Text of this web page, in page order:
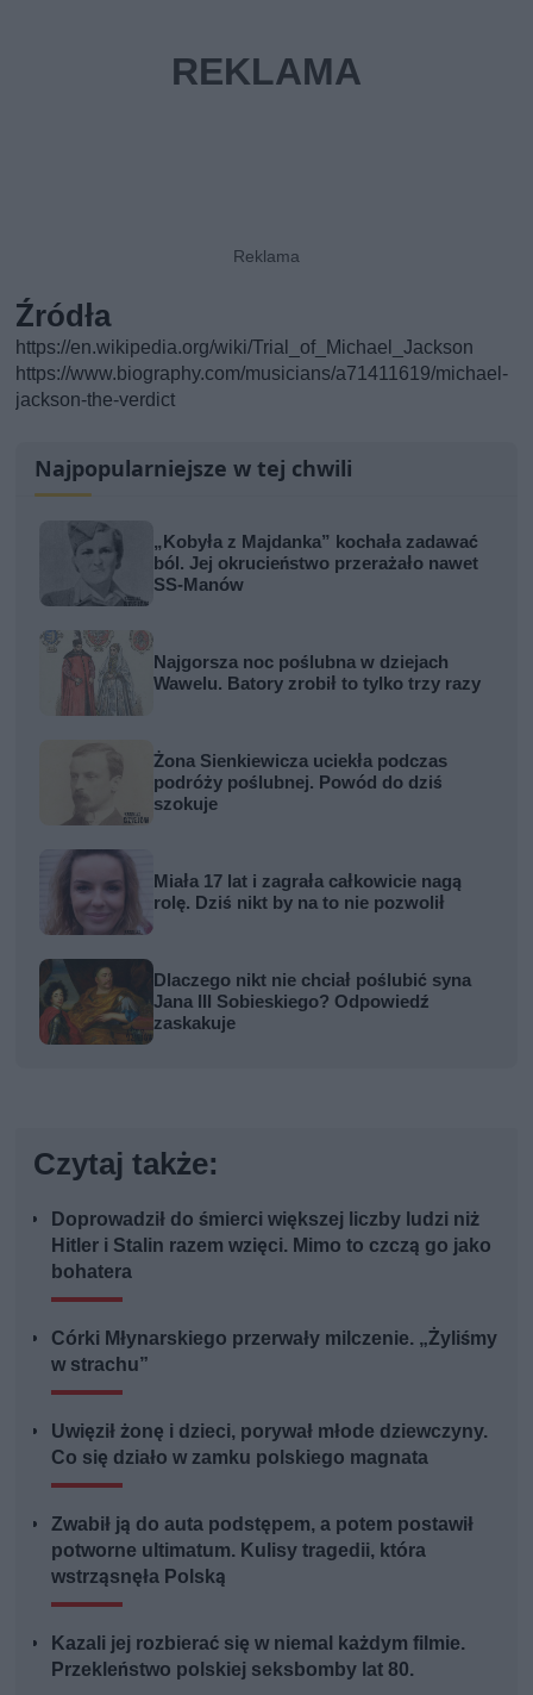
Źródła
https://en.wikipedia.org/wiki/Trial_of_Michael_Jackson
https://www.biography.com/musicians/a71411619/michael-
jackson-the-verdict
Najpopularniejsze w tej chwili
„Kobyła z Majdanka” kochała zadawać
ból. Jej okrucieństwo przerażało nawet
SS-Manów
Najgorsza noc poślubna w dziejach
Wawelu. Batory zrobił to tylko trzy razy
Żona Sienkiewicza uciekła podczas
podróży poślubnej. Powód do dziś
szokuje
Miała 17 lat i zagrała całkowicie nagą
rolę. Dziś nikt by na to nie pozwolił
Dlaczego nikt nie chciał poślubić syna
Jana III Sobieskiego? Odpowiedź
zaskakuje
Czytaj także:
Doprowadził do śmierci większej liczby ludzi niż
Hitler i Stalin razem wzięci. Mimo to czczą go jako
bohatera
Córki Młynarskiego przerwały milczenie. „Żyliśmy
w strachu”
Uwięził żonę i dzieci, porywał młode dziewczyny.
Co się działo w zamku polskiego magnata
Zwabił ją do auta podstępem, a potem postawił
potworne ultimatum. Kulisy tragedii, która
wstrząsnęła Polską
Kazali jej rozbierać się w niemal każdym filmie.
Przekleństwo polskiej seksbomby lat 80.